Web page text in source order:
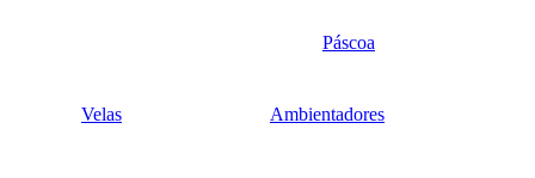
Páscoa
Velas Ambientadores